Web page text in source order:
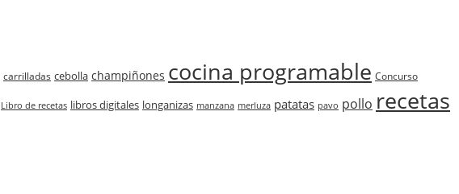
carrilladas cebolla champiñones cocina programable Concurso
Libro de recetas libros digitales longanizas manzana merluza patatas pavo pollo recetas